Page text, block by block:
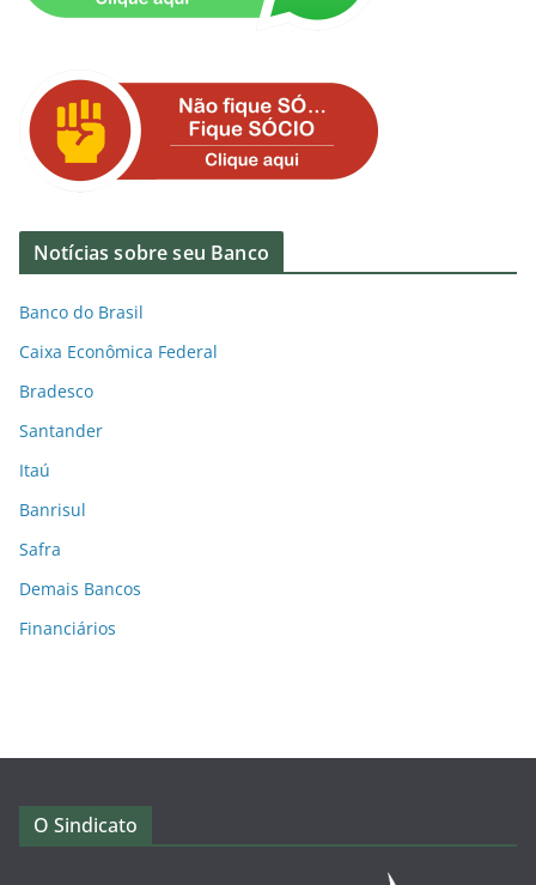
Notícias sobre seu Banco
Banco do Brasil
Caixa Econômica Federal
Bradesco
Santander
Itaú
Banrisul
Safra
Demais Bancos
Financiários
O Sindicato